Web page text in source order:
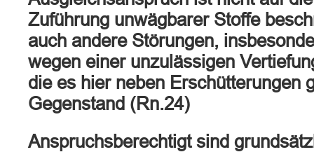
Zuführung unwägbarer Stoffe
auch andere Störungen,
wegen einer unzulässigen
die es hier neben Erschütterungen
Gegenstand (Rn.24)
Anspruchsberechtigt sind